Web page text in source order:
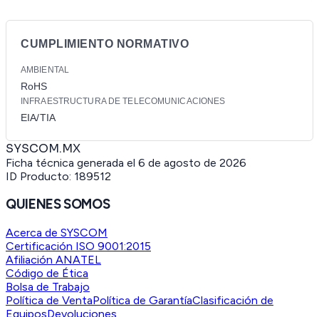
CUMPLIMIENTO NORMATIVO
AMBIENTAL
RoHS
INFRAESTRUCTURA DE TELECOMUNICACIONES
EIA/TIA
SYSCOM.MX
Ficha técnica generada el 6 de agosto de 2026
ID Producto: 189512
QUIENES SOMOS
Acerca de SYSCOM
Certificación ISO 9001:2015
Afiliación ANATEL
Código de Ética
Bolsa de Trabajo
Política de VentaPolítica de GarantíaClasificación de
EquiposDevoluciones